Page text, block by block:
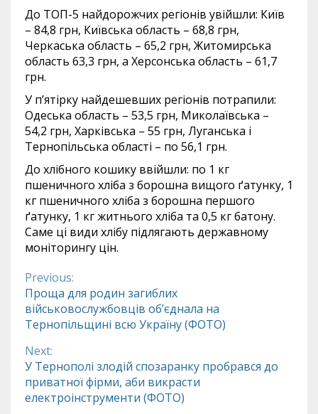
До ТОП-5 найдорожчих регіонів увійшли: Київ
– 84,8 грн, Київська область – 68,8 грн,
Черкаська область – 65,2 грн, Житомирська
область 63,3 грн, а Херсонська область – 61,7
грн.
У п’ятірку найдешевших регіонів потрапили:
Одеська область – 53,5 грн, Миколаївська –
54,2 грн, Харківська – 55 грн, Луганська і
Тернопільська області – по 56,1 грн.
До хлібного кошику ввійшли: по 1 кг
пшеничного хліба з борошна вищого ґатунку, 1
кг пшеничного хліба з борошна першого
ґатунку, 1 кг житнього хліба та 0,5 кг батону.
Саме ці види хлібу підлягають державному
моніторингу цін.
Continue
Reading
Previous:
Проща для родин загиблих
військовослужбовців об’єднала на
Тернопільщині всю Україну (ФОТО)
Next:
У Тернополі злодій спозаранку пробрався до
приватної фірми, аби викрасти
електроінструменти (ФОТО)